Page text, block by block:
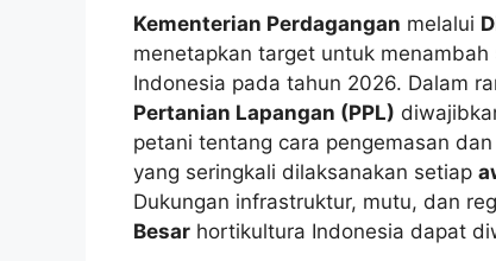
Kementerian Perdagangan melalui
menetapkan target untuk
Indonesia pada tahun 2026. Dalam
Pertanian Lapangan (PPL)
petani tentang cara pengemasan
yang seringkali dilaksanakan setiap
Dukungan infrastruktur, mutu, dan
Besar hortikultura Indonesia dapat